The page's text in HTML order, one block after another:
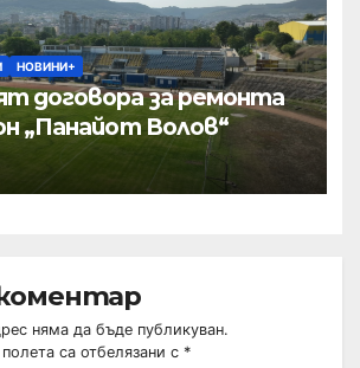
НОВИНИ+
договора за ремонта
„Панайот Волов“
няма да бъде публикуван.
са отбелязани с *